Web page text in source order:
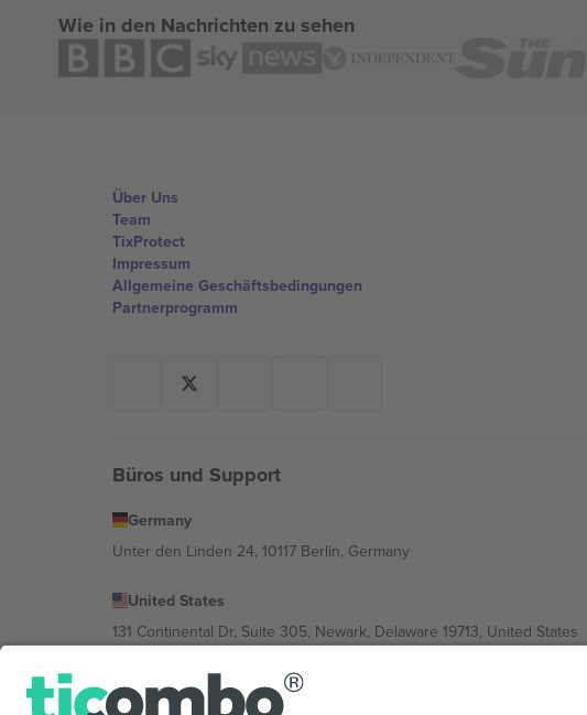
Wie in den Nachrichten zu sehen
Über Uns
Team
TixProtect
Impressum
Allgemeine Geschäftsbedingungen
Partnerprogramm
Büros und Support
Germany
Unter den Linden 24, 10117 Berlin, Germany
United States
131 Continental Dr, Suite 305, Newark, Delaware 19713, United States
Bulgaria